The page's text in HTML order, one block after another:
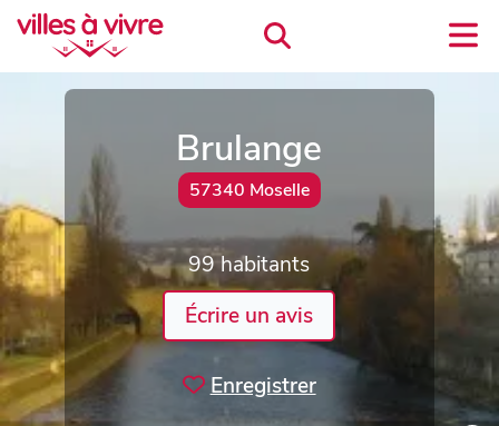
Brulange
57340 Moselle
99 habitants
Écrire un avis
Enregistrer